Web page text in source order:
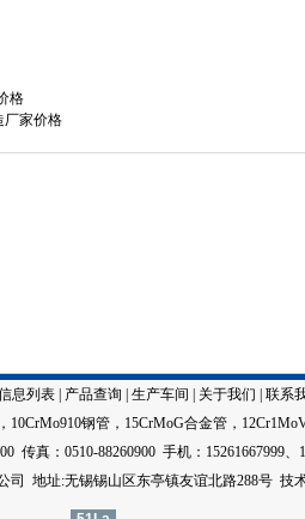
格
厂家价格
息列表 产品查询 生产车间 关于我们 联系
， 10CrMo910钢管 ， 15CrMoG合金管 ，
传真：0510-88260900 手机：15261667999、
司 地址:无锡锡山区东亭镇友谊北路288号 技